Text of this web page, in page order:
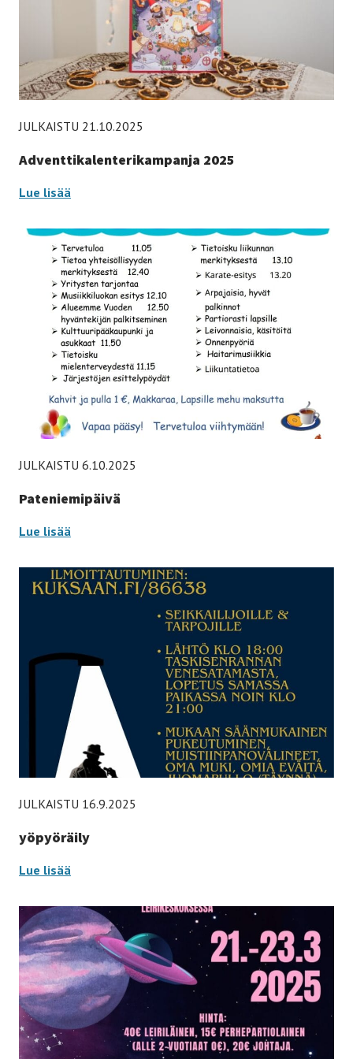
JULKAISTU 21.10.2025
Adventtikalenterikampanja 2025
Adventtikalenterikampanja
Lue lisää
JULKAISTU 6.10.2025
Pateniemipäivä
Pateniemipäivä
Lue lisää
JULKAISTU 16.9.2025
yöpyöräily
yöpyöräily
Lue lisää